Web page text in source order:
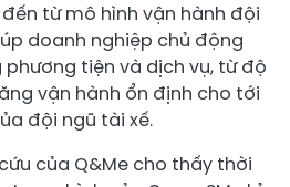
đến từ mô hình vận hành đội
doanh nghiệp chủ động
tiện và dịch vụ, từ độ
vận hành ổn định cho tới
đội ngũ tài xế.
của Q&Me cho thấy thời